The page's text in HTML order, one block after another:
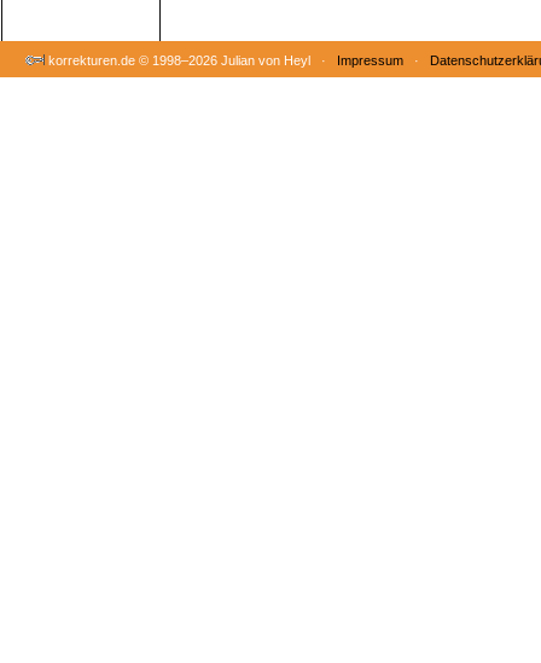
korrekturen.de © 1998–2026 Julian von Heyl · Impressum ·